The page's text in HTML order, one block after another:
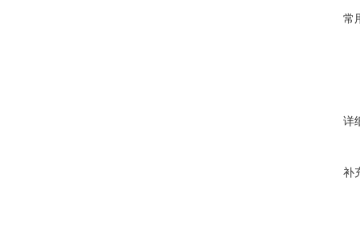
常
详
补